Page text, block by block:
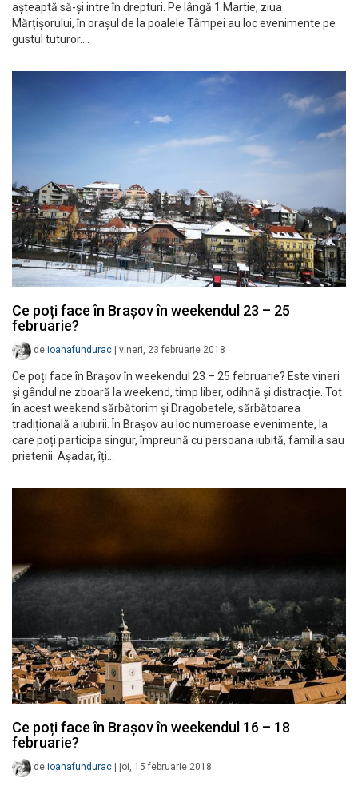
așteaptă să-și intre în drepturi. Pe lângă 1 Martie, ziua
Mărțișorului, în orașul de la poalele Tâmpei au loc evenimente pe
gustul tuturor.…
Ce poți face în Brașov în weekendul 23 – 25
februarie?
de ioanafundurac vineri, 23 februarie 2018
Ce poți face în Brașov în weekendul 23 – 25 februarie? Este vineri
și gândul ne zboară la weekend, timp liber, odihnă și distracție. Tot
în acest weekend sărbătorim și Dragobetele, sărbătoarea
tradițională a iubirii. În Brașov au loc numeroase evenimente, la
care poți participa singur, împreună cu persoana iubită, familia sau
prietenii. Așadar, îți…
Ce poți face în Brașov în weekendul 16 – 18
februarie?
de ioanafundurac joi, 15 februarie 2018